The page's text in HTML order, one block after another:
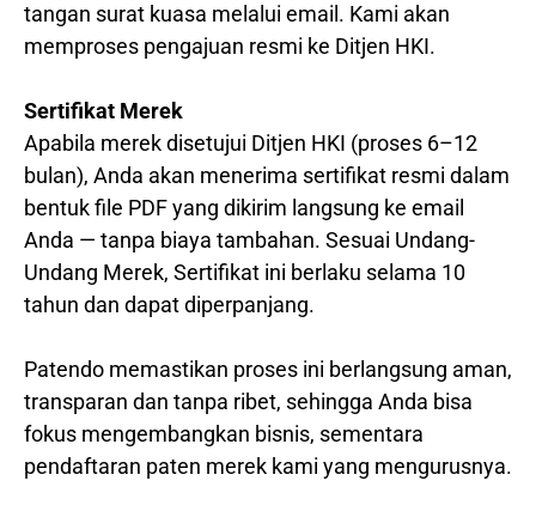
tangan surat kuasa melalui email. Kami akan
memproses pengajuan resmi ke Ditjen HKI.
Sertifikat Merek
Apabila merek disetujui Ditjen HKI (proses 6–12
bulan), Anda akan menerima sertifikat resmi dalam
bentuk file PDF yang dikirim langsung ke email
Anda — tanpa biaya tambahan. Sesuai Undang-
Undang Merek, Sertifikat ini berlaku selama 10
tahun dan dapat diperpanjang.
Patendo memastikan proses ini berlangsung aman,
transparan dan tanpa ribet, sehingga Anda bisa
fokus mengembangkan bisnis, sementara
pendaftaran paten merek kami yang mengurusnya.